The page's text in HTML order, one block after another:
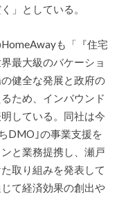
」としている。
も「『住宅
最大級のバケーショ
健全な発展と政府の
ため、インバウンド
している。同社は今
DMO｣の事業支援を
と業務提携し、瀬戸
取り組みを発表して
て経済効果の創出や